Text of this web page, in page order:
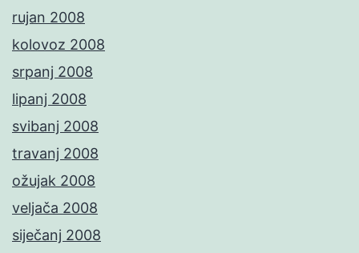
rujan 2008
kolovoz 2008
srpanj 2008
lipanj 2008
svibanj 2008
travanj 2008
ožujak 2008
veljača 2008
siječanj 2008